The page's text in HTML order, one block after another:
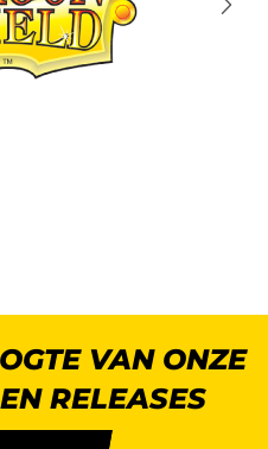
VAN ONZE
RELEASES